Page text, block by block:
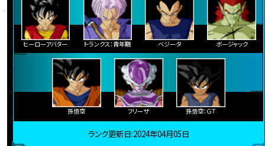
ヒーローアバター トランクス：青年期 ベジータ ボージャック
孫悟空 フリーザ 孫悟空：ＧＴ
ランク更新日:2024年04月05日